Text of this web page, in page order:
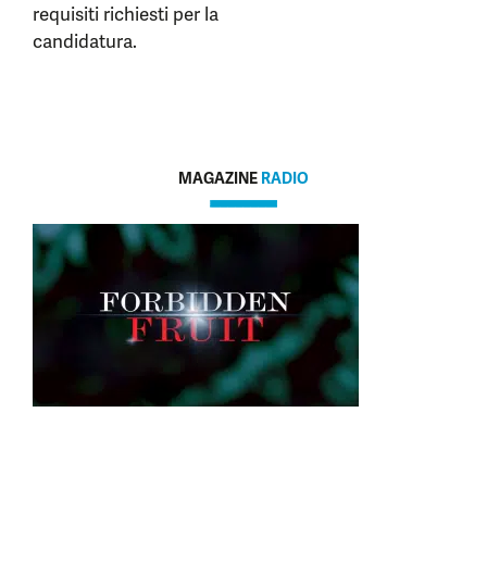
requisiti richiesti per la
candidatura.
MAGAZINE RADIO